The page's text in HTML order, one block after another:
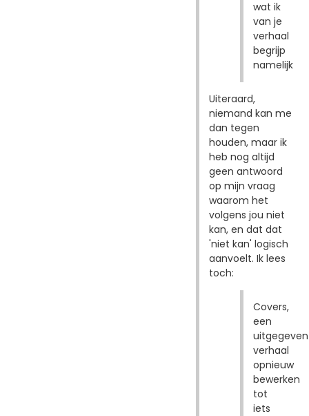
wat ik
van je
verhaal
begrijp
namelijk
Uiteraard,
niemand kan me
dan tegen
houden, maar ik
heb nog altijd
geen antwoord
op mijn vraag
waarom het
volgens jou niet
kan, en dat dat
'niet kan' logisch
aanvoelt. Ik lees
toch:
Covers,
een
uitgegeven
verhaal
opnieuw
bewerken
tot
iets